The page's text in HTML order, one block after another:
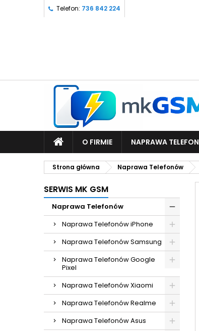
Telefon: 736 842 224
O FIRMIE NAPRAWA
Strona główna Naprawa Telefonów
SERWIS MK GSM
Naprawa Telefonów
Naprawa Telefonów iPhone
Naprawa Telefonów Samsung
Naprawa Telefonów Google
Pixel
Naprawa Telefonów Xiaomi
Naprawa Telefonów Realme
Naprawa Telefonów Asus